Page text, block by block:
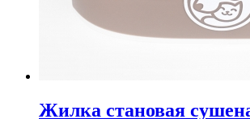
Жилка становая